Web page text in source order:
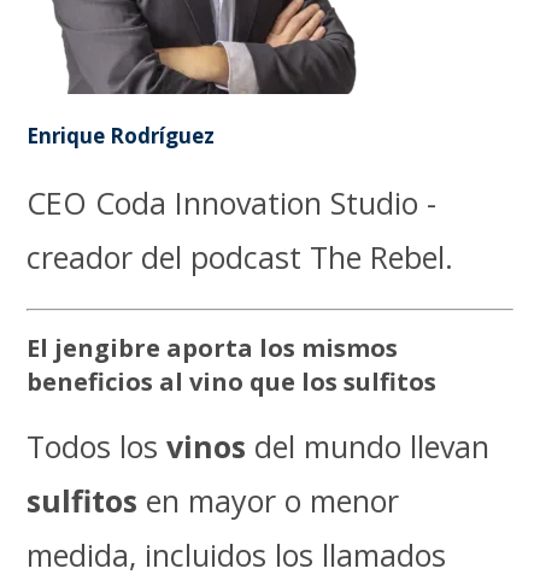
Enrique Rodríguez
CEO Coda Innovation Studio -
creador del podcast The Rebel.
El jengibre aporta los mismos
beneficios al vino que los sulfitos
Todos losvinos del mundo llevan
sulfitos en mayor o menor
medida, incluidos los llamados